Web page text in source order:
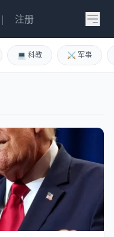
| 注册
💻 科教 ⚔️ 军事